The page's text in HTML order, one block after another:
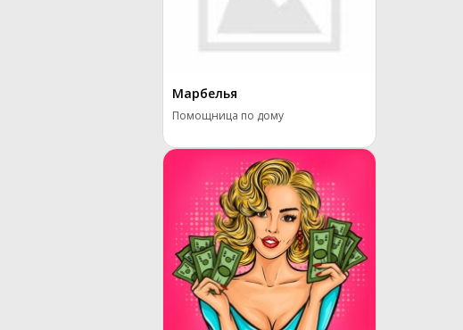
Марбелья
Помощница по дому